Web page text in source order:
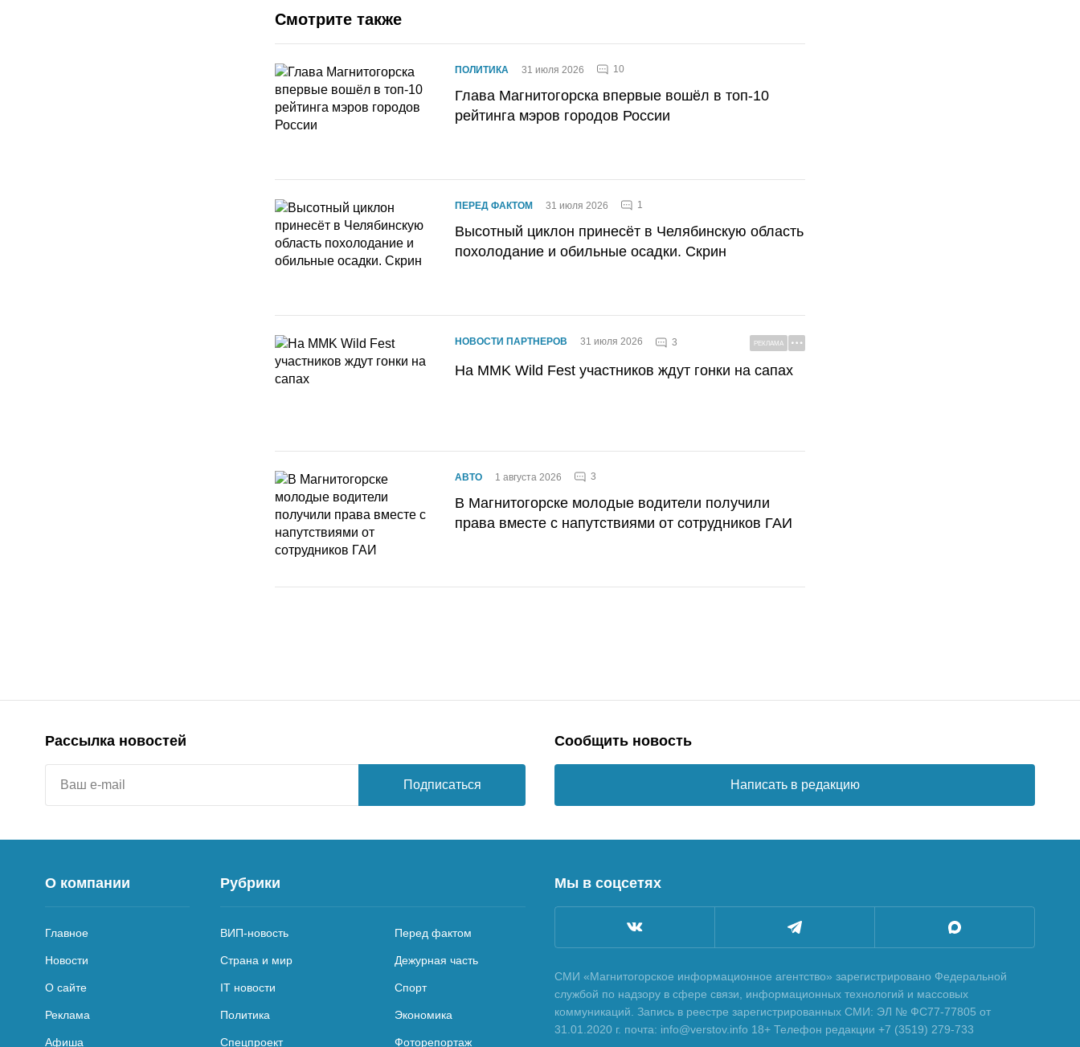
Смотрите также
ПОЛИТИКА 31 июля 2026 10
Глава Магнитогорска впервые вошёл в топ-10
рейтинга мэров городов России
ПЕРЕД ФАКТОМ 31 июля 2026 1
Высотный циклон принесёт в Челябинскую область
похолодание и обильные осадки. Скрин
НОВОСТИ ПАРТНЕРОВ 31 июля 2026 3 РЕКЛАМА
На MMK Wild Fest участников ждут гонки на сапах
АВТО 1 августа 2026 3
В Магнитогорске молодые водители получили
права вместе с напутствиями от сотрудников ГАИ
Рассылка новостей
Подписаться
Сообщить новость
Написать в редакцию
О компании
Главное
Новости
О сайте
Реклама
Афиша
Рубрики
ВИП-новость Перед фактом
Страна и мир Дежурная часть
IT новости Спорт
Политика Экономика
Спецпроект Фоторепортаж
Мы в соцсетях
СМИ «Магнитогорское информационное агентство» зарегистрировано Федеральной
службой по надзору в сфере связи, информационных технологий и массовых
коммуникаций. Запись в реестре зарегистрированных СМИ: ЭЛ № ФС77-77805 от
31.01.2020 г. почта: info@verstov.info 18+ Телефон редакции +7 (3519) 279-733